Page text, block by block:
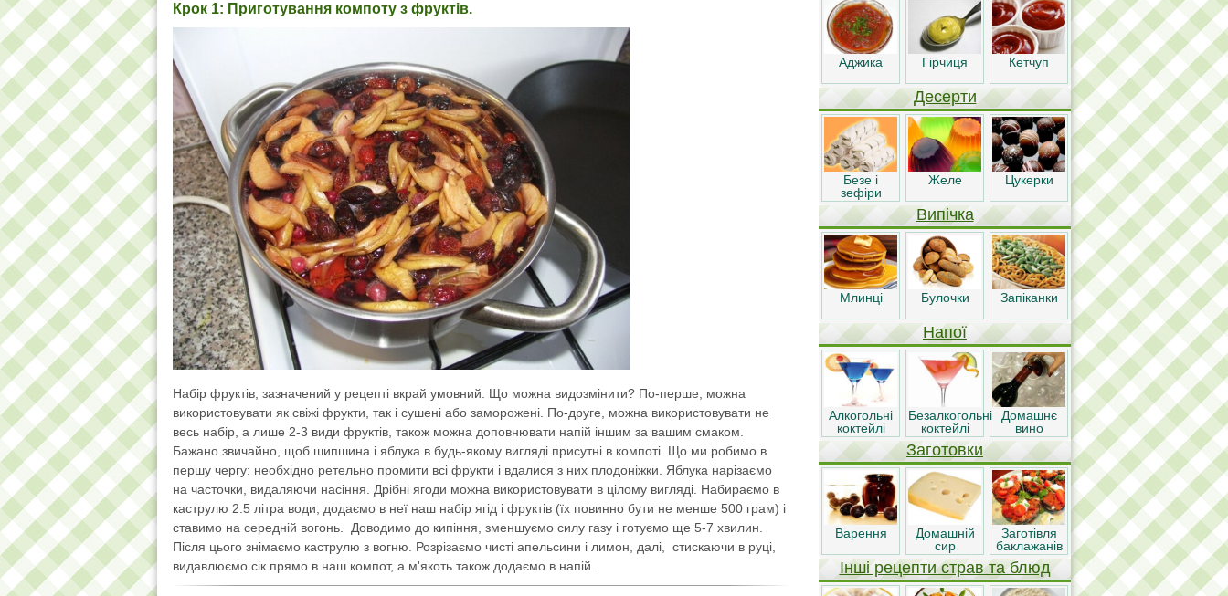
Крок 1: Приготування компоту з фруктів.
Набір фруктів, зазначений у рецепті вкрай умовний. Що можна видозмінити? По-перше, можна
використовувати як свіжі фрукти, так і сушені або заморожені. По-друге, можна використовувати не
весь набір, а лише 2-3 види фруктів, також можна доповнювати напій іншим за вашим смаком.
Бажано звичайно, щоб шипшина і яблука в будь-якому вигляді присутні в компоті. Що ми робимо в
першу чергу: необхідно ретельно промити всі фрукти і вдалися з них плодоніжки. Яблука нарізаємо
на часточки, видаляючи насіння. Дрібні ягоди можна використовувати в цілому вигляді. Набираємо в
каструлю 2.5 літра води, додаємо в неї наш набір ягід і фруктів (їх повинно бути не менше 500 грам) і
ставимо на середній вогонь. Доводимо до кипіння, зменшуємо силу газу і готуємо ще 5-7 хвилин.
Після цього знімаємо каструлю з вогню. Розрізаємо чисті апельсини і лимон, далі, стискаючи в руці,
видавлюємо сік прямо в наш компот, а м'якоть також додаємо в напій.
Аджика Гірчиця Кетчуп
Десерти
Безе і
зефіри
Желе Цукерки
Випічка
Млинці Булочки Запіканки
Напої
Алкогольні
коктейлі
Безалкогольні
коктейлі
Домашнє
вино
Заготовки
Варення
Домашній
сир
Заготівля
баклажанів
Інші рецепти страв та блюд